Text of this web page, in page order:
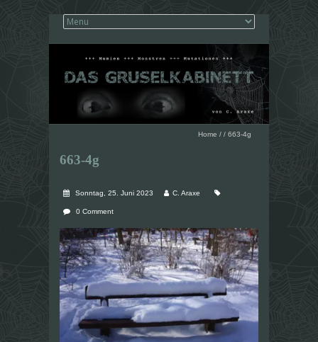
Home / / 663-4g
663-4g
Sonntag, 25. Juni 2023 C. Araxe
0 Comment